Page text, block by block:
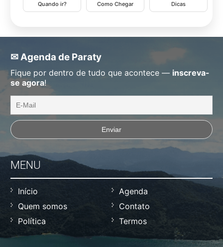
Quando ir? Como Chegar Dicas
✉ Agenda de Paraty
Fique por dentro de tudo que acontece — inscreva-
se agora!
MENU
Início
Agenda
Quem somos
Contato
Política
Termos